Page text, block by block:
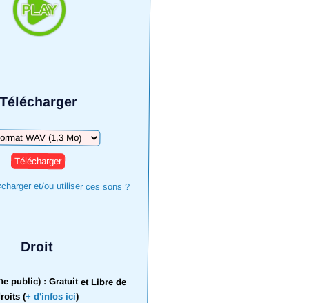
Télécharger
et/ou utiliser ces sons ?
Droit
public) : Gratuit et Libre de
(+ d'infos ici)